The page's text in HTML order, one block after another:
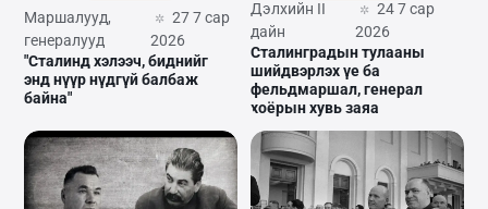
Маршалууд,
генералууд
27 7 сар
2026
"Сталинд хэлээч, биднийг
энд нүүр нүдгүй балбаж
байна"
Дэлхийн II
дайн
24 7 сар
2026
Сталинградын тулааны
шийдвэрлэх үе ба
фельдмаршал, генерал
хоёрын хувь заяа